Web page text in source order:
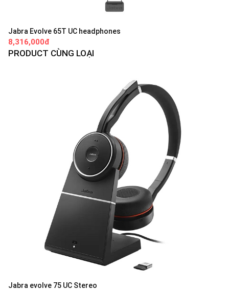
Jabra Evolve 65T UC headphones
8,316,000đ
PRODUCT CÙNG LOẠI
Jabra evolve 75 UC Stereo